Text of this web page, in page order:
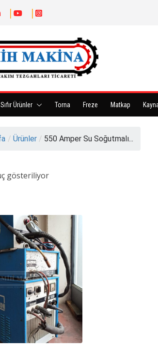
Sıfır Ürünler Torna Freze Matkap
/ Ürünler / 550 Amper Su Soğutmalı...
gösteriliyor